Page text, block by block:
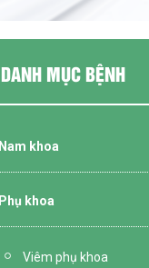
DANH MỤC BỆNH
Nam khoa
Phụ khoa
Viêm phụ khoa